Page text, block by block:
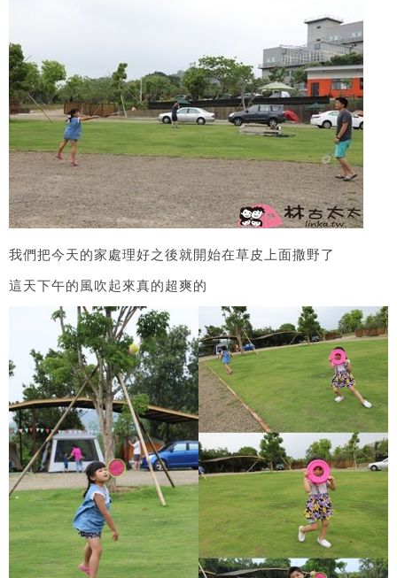
我們把今天的家處理好之後就開始在草皮上面撒野了
這天下午的風吹起來真的超爽的